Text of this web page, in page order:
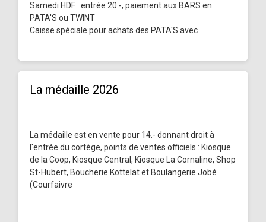
Samedi HDF : entrée 20.-, paiement aux BARS en
PATA'S ou TWINT
Caisse spéciale pour achats des PATA'S avec
La médaille 2026
La médaille est en vente pour 14.- donnant droit à
l'entrée du cortège, points de ventes officiels : Kiosque
de la Coop, Kiosque Central, Kiosque La Cornaline, Shop
St-Hubert, Boucherie Kottelat et Boulangerie Jobé
(Courfaivre